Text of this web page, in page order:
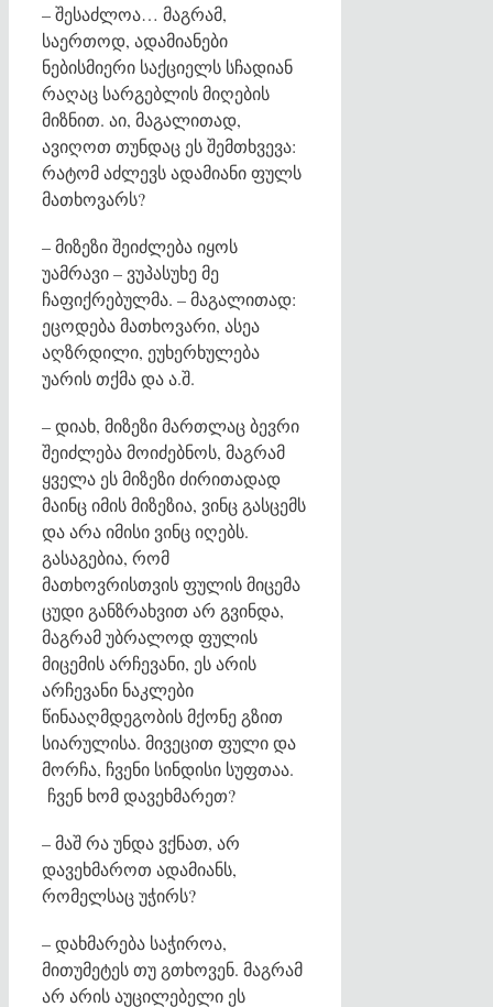
– შესაძლოა… მაგრამ,
საერთოდ, ადამიანები
ნებისმიერი საქციელს სჩადიან
რაღაც სარგებლის მიღების
მიზნით. აი, მაგალითად,
ავიღოთ თუნდაც ეს შემთხვევა:
რატომ აძლევს ადამიანი ფულს
მათხოვარს?
– მიზეზი შეიძლება იყოს
უამრავი – ვუპასუხე მე
ჩაფიქრებულმა. – მაგალითად:
ეცოდება მათხოვარი, ასეა
აღზრდილი, ეუხერხულება
უარის თქმა და ა.შ.
– დიახ, მიზეზი მართლაც ბევრი
შეიძლება მოიძებნოს, მაგრამ
ყველა ეს მიზეზი ძირითადად
მაინც იმის მიზეზია, ვინც გასცემს
და არა იმისი ვინც იღებს.
გასაგებია, რომ
მათხოვრისთვის ფულის მიცემა
ცუდი განზრახვით არ გვინდა,
მაგრამ უბრალოდ ფულის
მიცემის არჩევანი, ეს არის
არჩევანი ნაკლები
წინააღმდეგობის მქონე გზით
სიარულისა. მივეცით ფული და
მორჩა, ჩვენი სინდისი სუფთაა.
ჩვენ ხომ დავეხმარეთ?
– მაშ რა უნდა ვქნათ, არ
დავეხმაროთ ადამიანს,
რომელსაც უჭირს?
– დახმარება საჭიროა,
მითუმეტეს თუ გთხოვენ. მაგრამ
არ არის აუცილებელი ეს